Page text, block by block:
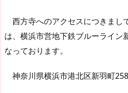
西方寺へのアクセスにつきまし
は、横浜市営地下鉄ブルーライン
なっております。
神奈川県横浜市港北区新羽町